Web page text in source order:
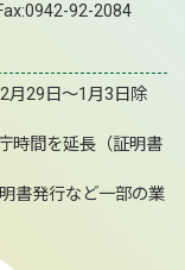
92-2084
月29日～1月3日除
時間を延長（証明書
書発行など一部の業